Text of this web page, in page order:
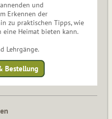
und
Erkennen der
zu praktischen Tipps, wie
eine Heimat bieten kann.
Lehrgänge.
Bestellung